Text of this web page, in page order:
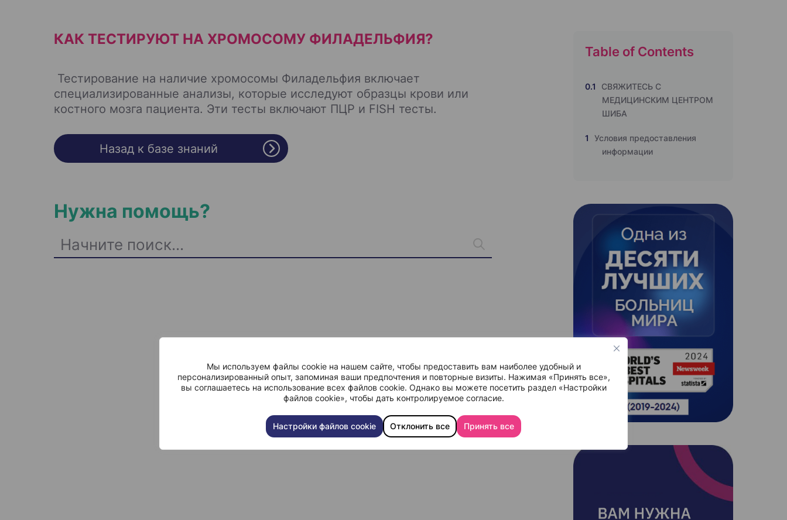
Мы используем файлы cookie на нашем сайте, чтобы предоставить вам наиболее удобный и
персонализированный опыт, запоминая ваши предпочтения и повторные визиты. Нажимая «Принять все»,
вы соглашаетесь на использование всех файлов cookie. Однако вы можете посетить раздел «Настройки
файлов cookie», чтобы дать контролируемое согласие.
Настройки файлов cookie Отклонить все Принять все
КАК ТЕСТИРУЮТ НА ХРОМОСОМУ ФИЛАДЕЛЬФИЯ?
Тестирование на наличие хромосомы Филадельфия включает
специализированные анализы, которые исследуют образцы крови или
костного мозга пациента. Эти тесты включают ПЦР и FISH тесты.
Назад к базе знаний
Нужна помощь?
Table of Contents
0.1
СВЯЖИТЕСЬ С
МЕДИЦИНСКИМ ЦЕНТРОМ
ШИБА
1
Условия предоставления
информации